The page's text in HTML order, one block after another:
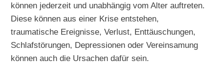
können jederzeit und unabhängig vom Alter auftreten.
Diese können aus einer Krise entstehen,
traumatische Ereignisse, Verlust, Enttäuschungen,
Schlafstörungen, Depressionen oder Vereinsamung
können auch die Ursachen dafür sein.